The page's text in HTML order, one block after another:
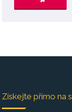
Získejte přímo na